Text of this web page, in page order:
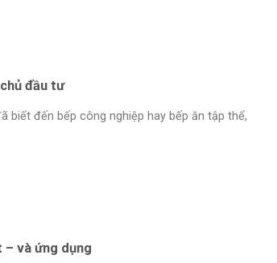
đầu tư
biết đến bếp công nghiệp hay bếp ăn tập thể,
– và ứng dụng